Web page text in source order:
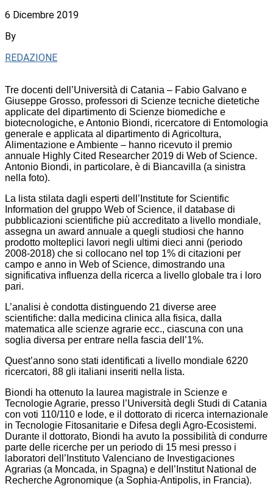
6 Dicembre 2019
By
REDAZIONE
Tre docenti dell’Università di Catania – Fabio Galvano e
Giuseppe Grosso, professori di Scienze tecniche dietetiche
applicate del dipartimento di Scienze biomediche e
biotecnologiche, e Antonio Biondi, ricercatore di Entomologia
generale e applicata al dipartimento di Agricoltura,
Alimentazione e Ambiente – hanno ricevuto il premio
annuale Highly Cited Researcher 2019 di Web of Science.
Antonio Biondi, in particolare, è di Biancavilla (a sinistra
nella foto).
La lista stilata dagli esperti dell’Institute for Scientific
Information del gruppo Web of Science, il database di
pubblicazioni scientifiche più accreditato a livello mondiale,
assegna un award annuale a quegli studiosi che hanno
prodotto molteplici lavori negli ultimi dieci anni (periodo
2008-2018) che si collocano nel top 1% di citazioni per
campo e anno in Web of Science, dimostrando una
significativa influenza della ricerca a livello globale tra i loro
pari.
L’analisi è condotta distinguendo 21 diverse aree
scientifiche: dalla medicina clinica alla fisica, dalla
matematica alle scienze agrarie ecc., ciascuna con una
soglia diversa per entrare nella fascia dell’1%.
Quest’anno sono stati identificati a livello mondiale 6220
ricercatori, 88 gli italiani inseriti nella lista.
Biondi ha ottenuto la laurea magistrale in Scienze e
Tecnologie Agrarie, presso l’Università degli Studi di Catania
con voti 110/110 e lode, e il dottorato di ricerca internazionale
in Tecnologie Fitosanitarie e Difesa degli Agro-Ecosistemi.
Durante il dottorato, Biondi ha avuto la possibilità di condurre
parte delle ricerche per un periodo di 15 mesi presso i
laboratori dell’Instituto Valenciano de Investigaciones
Agrarias (a Moncada, in Spagna) e dell’Institut National de
Recherche Agronomique (a Sophia-Antipolis, in Francia).